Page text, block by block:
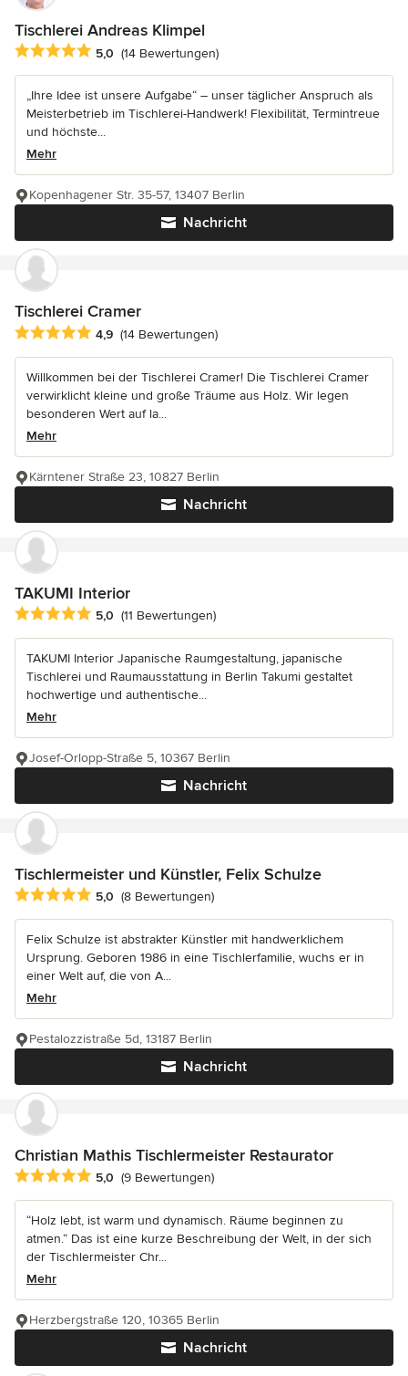
Tischlerei Andreas Klimpel
Durchschnittliche Bewertung: 5 von 5 Sternen
5,0 (14 Bewertungen)
„Ihre Idee ist unsere Aufgabe“ – unser täglicher Anspruch als
Meisterbetrieb im Tischlerei-Handwerk! Flexibilität, Termintreue
und höchste...
Mehr
Nachricht
Kopenhagener Str. 35-57, 13407 Berlin
Tischlerei Cramer
Durchschnittliche Bewertung: 4.9 von 5 Sternen
4,9 (14 Bewertungen)
Willkommen bei der Tischlerei Cramer! Die Tischlerei Cramer
verwirklicht kleine und große Träume aus Holz. Wir legen
besonderen Wert auf la...
Mehr
Nachricht
Kärntener Straße 23, 10827 Berlin
TAKUMI Interior
Durchschnittliche Bewertung: 5 von 5 Sternen
5,0 (11 Bewertungen)
TAKUMI Interior Japanische Raumgestaltung, japanische
Tischlerei und Raumausstattung in Berlin Takumi gestaltet
hochwertige und authentische...
Mehr
Nachricht
Josef-Orlopp-Straße 5, 10367 Berlin
Tischlermeister und Künstler, Felix Schulze
Durchschnittliche Bewertung: 5 von 5 Sternen
5,0 (8 Bewertungen)
Felix Schulze ist abstrakter Künstler mit handwerklichem
Ursprung. Geboren 1986 in eine Tischlerfamilie, wuchs er in
einer Welt auf, die von A...
Mehr
Nachricht
Pestalozzistraße 5d, 13187 Berlin
Christian Mathis Tischlermeister Restaurator
Durchschnittliche Bewertung: 5 von 5 Sternen
5,0 (9 Bewertungen)
“Holz lebt, ist warm und dynamisch. Räume beginnen zu
atmen.“ Das ist eine kurze Beschreibung der Welt, in der sich
der Tischlermeister Chr...
Mehr
Nachricht
Herzbergstraße 120, 10365 Berlin